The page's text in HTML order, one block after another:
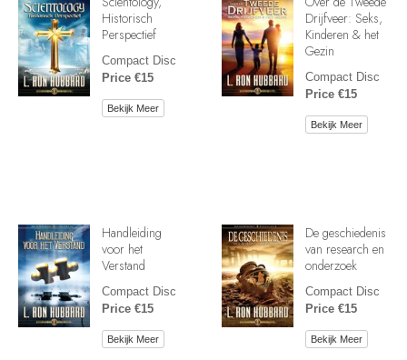
Historisch
Perspectief
Compact Disc
Price €15
Bekijk Meer
Drijfveer: Seks,
Kinderen & het
Gezin
Compact Disc
Price €15
Bekijk Meer
Handleiding
voor het
Verstand
Compact Disc
Price €15
Bekijk Meer
De geschiedenis
van research en
onderzoek
Compact Disc
Price €15
Bekijk Meer